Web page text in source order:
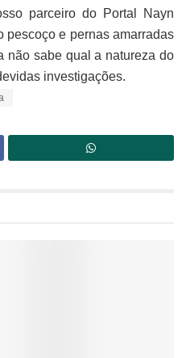
parceiro do Portal Nayn
pescoço e pernas amarradas
não sabe qual a natureza do
investigações.